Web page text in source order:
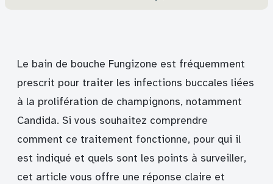
Le bain de bouche Fungizone est fréquemment
prescrit pour traiter les infections buccales liées
à la prolifération de champignons, notamment
Candida. Si vous souhaitez comprendre
comment ce traitement fonctionne, pour qui il
est indiqué et quels sont les points à surveiller,
cet article vous offre une réponse claire et